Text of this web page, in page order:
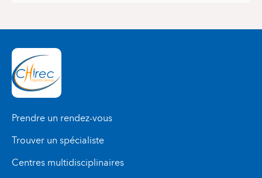
Prendre un rendez-vous
Trouver un spécialiste
Centres multidisciplinaires